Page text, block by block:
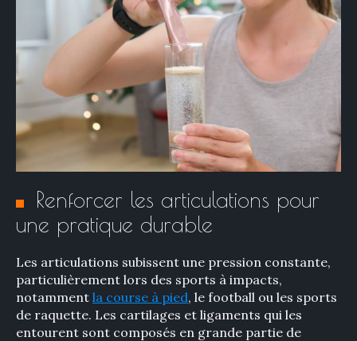
Renforcer les articulations pour
une pratique durable
Les articulations subissent une pression constante,
particulièrement lors des sports à impacts,
notamment la course à pied, le football ou les sports
de raquette. Les cartilages et ligaments qui les
entourent sont composés en grande partie de
×
Rechercher